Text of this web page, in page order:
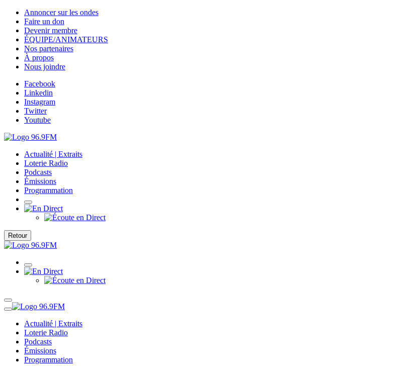
Annoncer sur les ondes
Faire un don
Devenir membre
ÉQUIPE/ANIMATEURS
Nos partenaires
À propos
Nous joindre
Facebook
Linkedin
Instagram
Twitter
Youtube
Actualité | Extraits
Loterie Radio
Podcasts
Émissions
Programmation
Retour
Actualité | Extraits
Loterie Radio
Podcasts
Émissions
Programmation